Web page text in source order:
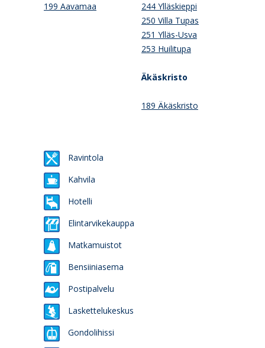
199 Aavamaa
244 Ylläskieppi
250 Villa Tupas
251 Ylläs-Usva
253 Huilitupa
Äkäskristo
189 Äkäskristo
Ravintola
Kahvila
Hotelli
Elintarvikekauppa
Matkamuistot
Bensiiniasema
Postipalvelu
Laskettelukeskus
Gondolihissi